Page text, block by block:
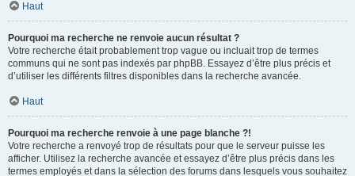
Haut
Pourquoi ma recherche ne renvoie aucun résultat ?
Votre recherche était probablement trop vague ou incluait trop de termes
communs qui ne sont pas indexés par phpBB. Essayez d’être plus précis et
d’utiliser les différents filtres disponibles dans la recherche avancée.
Haut
Pourquoi ma recherche renvoie à une page blanche ?!
Votre recherche a renvoyé trop de résultats pour que le serveur puisse les
afficher. Utilisez la recherche avancée et essayez d’être plus précis dans les
termes employés et dans la sélection des forums dans lesquels vous souhaitez